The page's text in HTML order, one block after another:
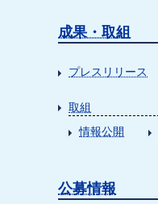
成果・取組
プレスリリース
取組
情報公開
公募情報